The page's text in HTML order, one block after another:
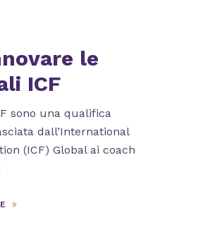
le
ICF
sono una qualifica
dall’International
(ICF) Global ai coach